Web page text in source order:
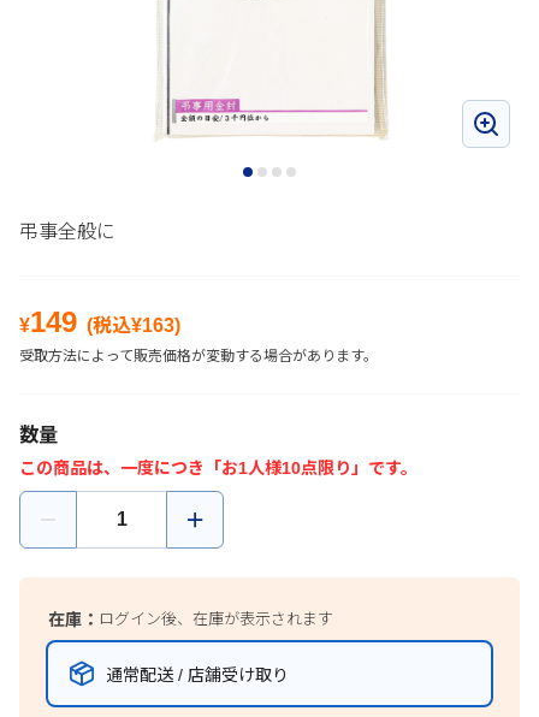
弔事全般に
¥149 (税込¥163)
受取方法によって販売価格が変動する場合があります。
数量
この商品は、一度につき「お1人様10点限り」です。
在庫： ログイン後、在庫が表示されます
通常配送 / 店舗受け取り